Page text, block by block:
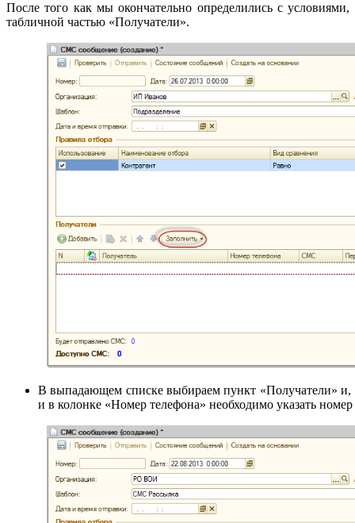
После того как мы окончательно определились с
табличной частью «Получатели».
В выпадающем списке выбираем пункт «Получатели»
и в колонке «Номер телефона» необходимо указать номер